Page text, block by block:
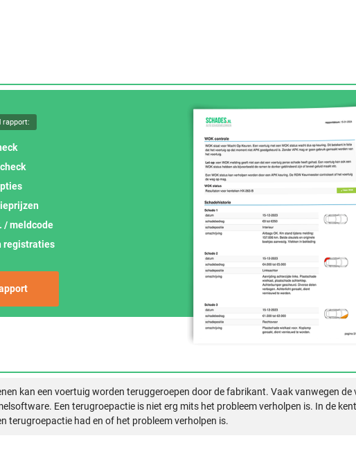
rapport:
/ meldcode
registraties
kan een voertuig worden teruggeroepen door de fabrikant. Vaak vanwegen de
Een terugroepactie is niet erg mits het probleem verholpen is. In de
terugroepactie had en of het probleem verholpen is.